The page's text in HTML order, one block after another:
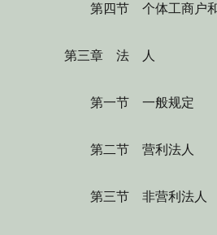
第四节 个体工商户和农
第三章 法 人
第一节 一般规定
第二节 营利法人
第三节 非营利法人